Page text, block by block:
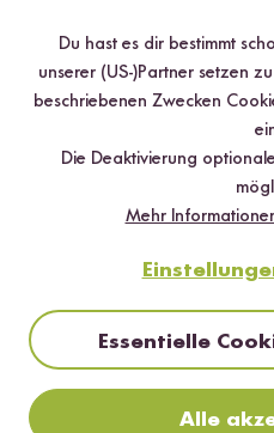
20 min Vegan
Wok-Gemüse mit
Du hast es dir bestimmt
unserer (US-)Partner setzen
beschriebenen Zwecken
Die Deaktivierung
Mehr
Essentielle
Alle